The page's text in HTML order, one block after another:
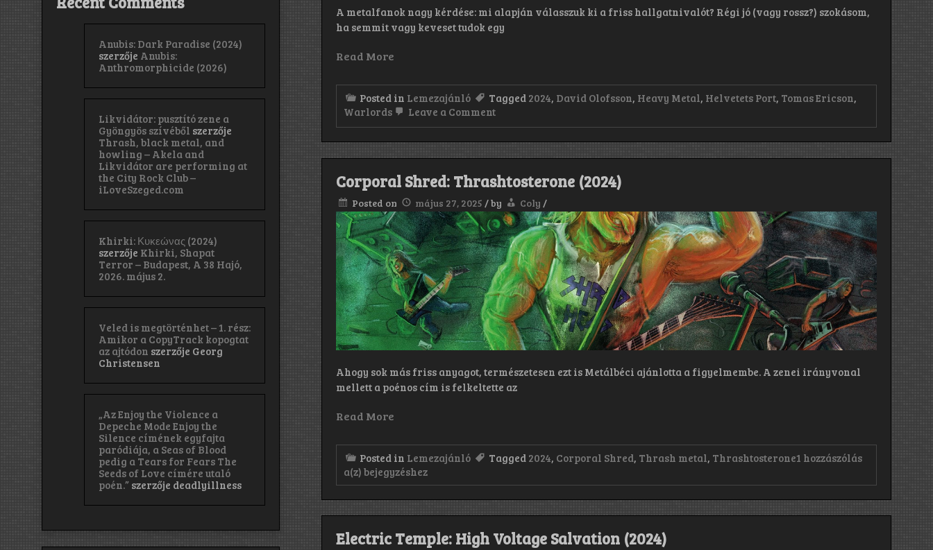
A metalfanok nagy kérdése: mi alapján válasszuk ki a friss hallgatnivalót? Régi jó (vagy rossz?) szokásom,
ha semmit vagy keveset tudok egy
Read More
Posted in Lemezajánló Tagged 2024, David Olofsson, Heavy Metal, Helvetets Port, Tomas Ericson,
Warlords
Leave a Commenton
–
Warlords
Corporal Shred: Thrashtosterone (2024)
Posted on május 27, 2025 /by Coly /
Ahogy sok más friss anyagot, természetesen ezt is Metálbéci ajánlotta a figyelmembe. A zenei irányvonal
mellett a poénos cím is felkeltette az
Read More
Posted in Lemezajánló Tagged 2024, Corporal Shred, Thrash metal, Thrashtosterone1 hozzászólás
a(z) Corporal
Shred:
bejegyzéshez
Electric Temple: High Voltage Salvation (2024)
Anubis: Dark Paradise (2024)
szerzője Anubis:
Anthromorphicide (2026)
Likvidátor: pusztító zene a
Gyöngyös szívéből szerzője
Thrash, black metal, and
howling – Akela and
Likvidátor are performing at
the City Rock Club –
iLoveSzeged.com
Khirki: Κ​υ​κ​ε​ώ​ν​α​ς (2024)
szerzője Khirki, Shapat
Terror – Budapest, A 38 Hajó,
2026. május 2.
Veled is megtörténhet – 1. rész:
Amikor a CopyTrack kopogtat
az ajtódon szerzője Georg
Christensen
„Az Enjoy the Violence a
Depeche Mode Enjoy the
Silence címének egyfajta
paródiája, a Seas of Blood
pedig a Tears for Fears The
Seeds of Love címére utaló
poén.” szerzője deadlyillness